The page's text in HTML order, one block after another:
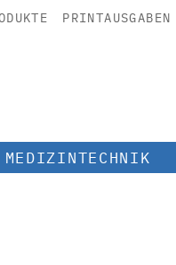
PRINTAUSGABEN
MEDIZINTECHNIK